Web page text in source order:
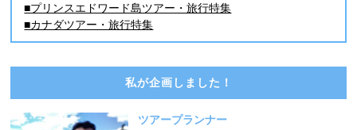
■プリンスエドワード島ツアー・旅行特集
■カナダツアー・旅行特集
私が企画しました！
ツアープランナー